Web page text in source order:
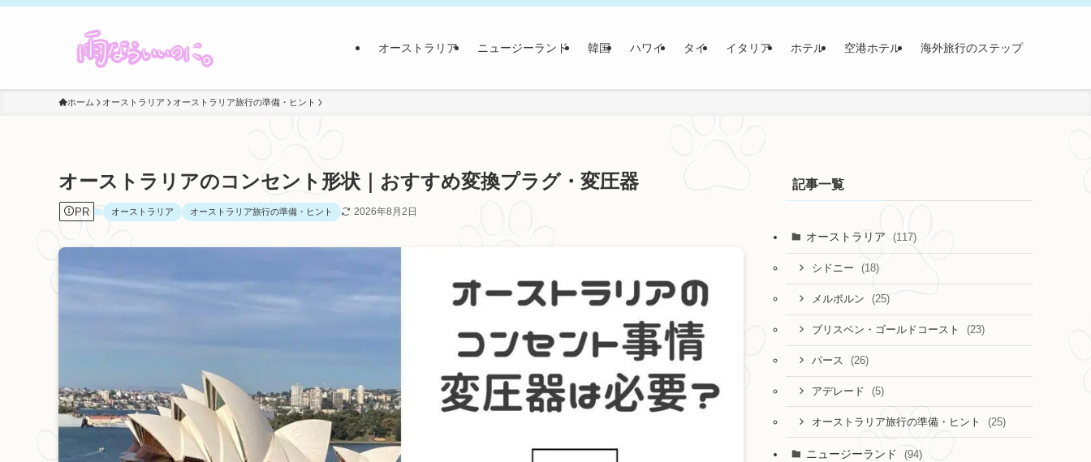
オーストラリア ニュージーランド 韓国 ハワイ タイ イタリア ホテル 空港ホテル 海外旅行のステップ
ホーム オーストラリア オーストラリア旅行の準備・ヒント
オーストラリアのコンセント形状｜おすすめ変換プラグ・変圧器
PR オーストラリア オーストラリア旅行の準備・ヒント 2026年8月2日
記事一覧
オーストラリア (117)
シドニー (18)
メルボルン (25)
ブリスベン・ゴールドコースト (23)
パース (26)
アデレード (5)
オーストラリア旅行の準備・ヒント (25)
ニュージーランド (94)